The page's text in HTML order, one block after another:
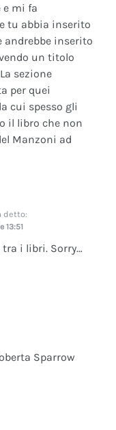
e mi fa
tu abbia inserito
andrebbe inserito
un titolo
sezione
per quei
cui spesso gli
il libro che non
Manzoni ad
detto:
13:51
i libri. Sorry…
Sparrow